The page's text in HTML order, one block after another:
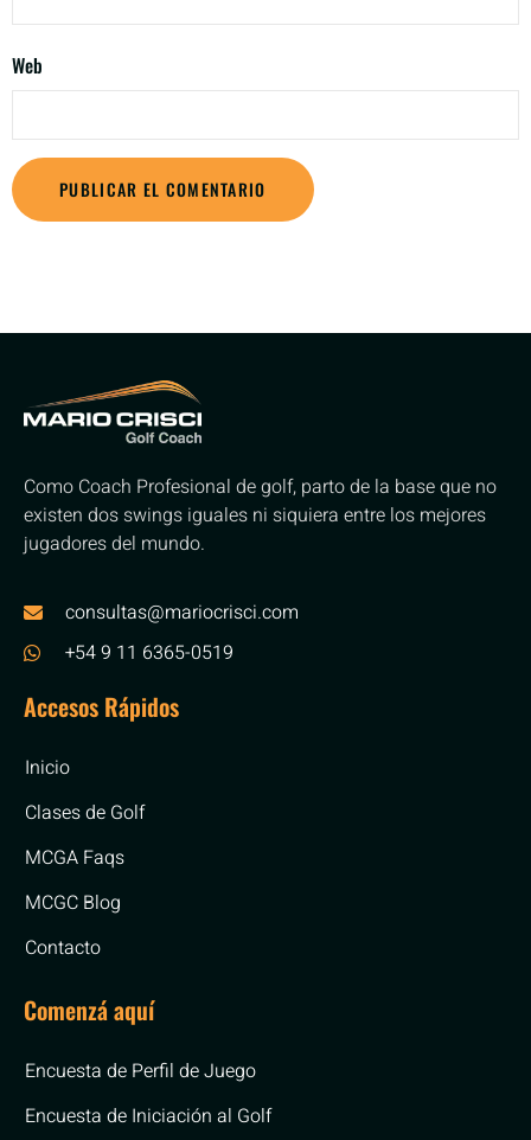
Web
Como Coach Profesional de golf, parto de la base que no
existen dos swings iguales ni siquiera entre los mejores
jugadores del mundo.
consultas@mariocrisci.com
+54 9 11 6365-0519
Accesos Rápidos
Inicio
Clases de Golf
MCGA Faqs
MCGC Blog
Contacto
Comenzá aquí
Encuesta de Perfil de Juego
Encuesta de Iniciación al Golf